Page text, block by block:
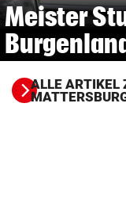
Meister
ALLE ARTIKEL